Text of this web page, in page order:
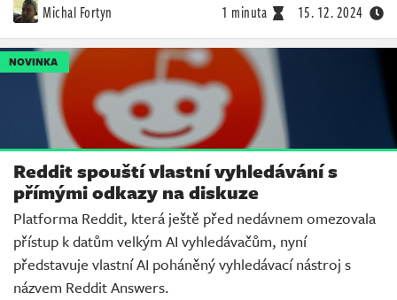
Michal Fortyn 1 minuta 15. 12. 2024
NOVINKA
Reddit spouští vlastní vyhledávání s
přímými odkazy na diskuze
Platforma Reddit, která ještě před nedávnem omezovala
přístup k datům velkým AI vyhledávačům, nyní
představuje vlastní AI poháněný vyhledávací nástroj s
názvem Reddit Answers.